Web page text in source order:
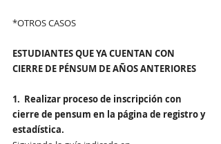
*OTROS CASOS
ESTUDIANTES QUE YA CUENTAN CON
CIERRE DE PÉNSUM DE AÑOS ANTERIORES
1.  Realizar proceso de inscripción con
cierre de pensum en la página de registro y
estadística.